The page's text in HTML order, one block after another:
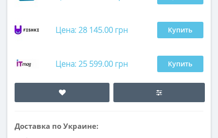
Цена: 28 145.00 грн Купить
Цена: 25 599.00 грн Купить
Доставка по Украине: